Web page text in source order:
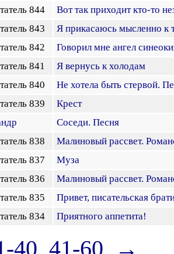
844
Вот так приходит кто-то
843
Я прикасаюсь мысленно к
842
Говорил мне ангел
841
Я вернусь к холодам
840
Не хотела быть стервой.
839
Крест
Соседи. Песня
838
Малиновый рассвет.
837
Муза
836
Малиновый рассвет.
835
Привет, писательская
834
Приятного аппетита!
40 41-60
→